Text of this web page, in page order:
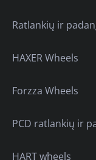
Ratlankių ir
HAXER Wheels
Forzza Wheels
PCD ratlankių ir
HART wheels